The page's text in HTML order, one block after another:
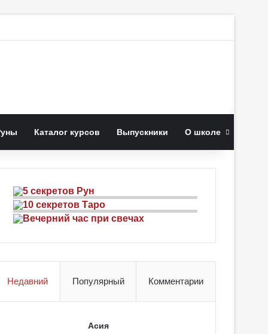
Каталог курсов Выпускники О школе
Недавний Популярный Комментарии
Асия